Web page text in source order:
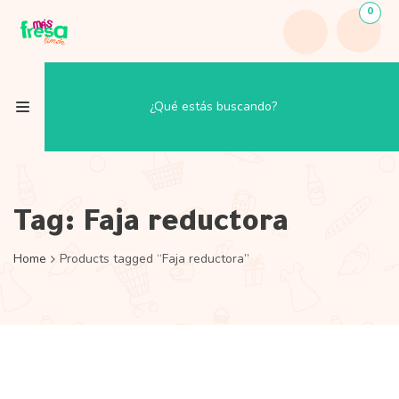
0
Tag: Faja reductora
Home Products tagged “Faja reductora”